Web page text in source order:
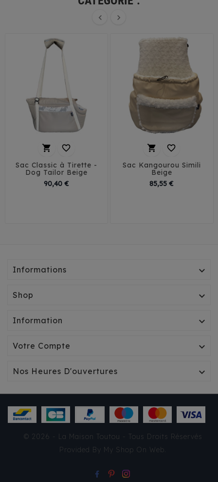
 
 
Sac Classic à Tirette -
Dog Tailor Beige
90,40 €Prix
 
Sac Kangourou Simili
Beige
85,55 €
SAC À DOS CAMON -
45,90 €
Informations 
Shop 
Information 
Votre Compte 
Nos Heures D'ouvertures 
© 2026 - La Maison Toutou - Tous Droits Réservés
Provided By My Shop On Web